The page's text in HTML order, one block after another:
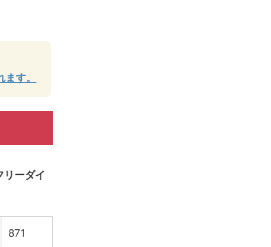
す。
リーダイ
871